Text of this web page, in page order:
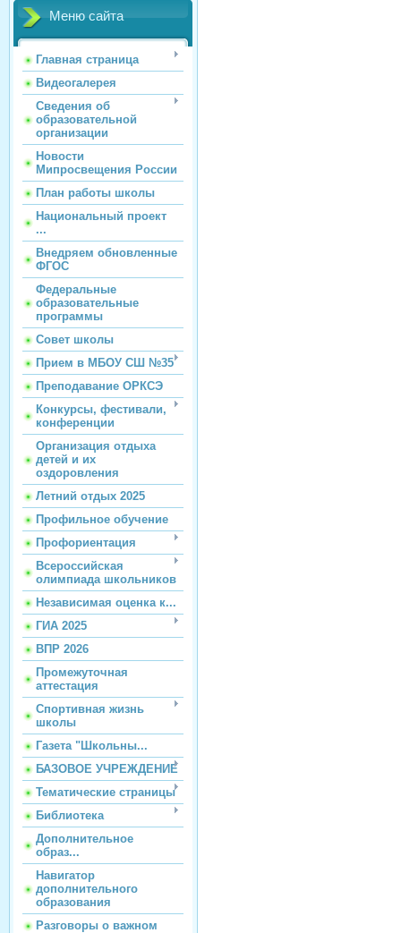
Меню сайта
Главная страница
Видеогалерея
Сведения об
образовательной
организации
Новости
Мипросвещения России
План работы школы
Национальный проект
...
Внедряем обновленные
ФГОС
Федеральные
образовательные
программы
Совет школы
Прием в МБОУ СШ №35
Преподавание ОРКСЭ
Конкурсы, фестивали,
конференции
Организация отдыха
детей и их
оздоровления
Летний отдых 2025
Профильное обучение
Профориентация
Всероссийская
олимпиада школьников
Независимая оценка к...
ГИА 2025
ВПР 2026
Промежуточная
аттестация
Спортивная жизнь
школы
Газета "Школьны...
БАЗОВОЕ УЧРЕЖДЕНИЕ
Тематические страницы
Библиотека
Дополнительное
образ...
Навигатор
дополнительного
образования
Разговоры о важном